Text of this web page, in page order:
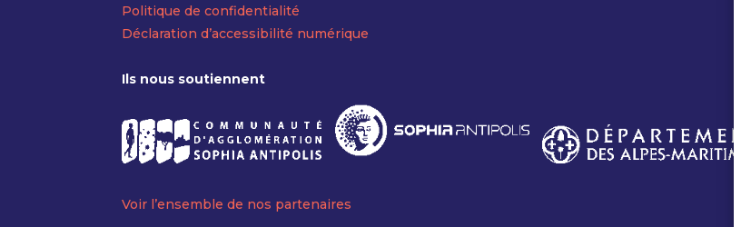
Politique de confidentialité
Déclaration d’accessibilité numérique
Ils nous soutiennent
Voir l’ensemble de nos partenaires